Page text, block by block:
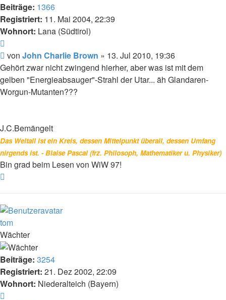
Beiträge: 1366
Registriert: 11. Mai 2004, 22:39
Wohnort: Lana (Südtirol)
Beitrag
von John Charlie Brown » 13. Jul 2010, 19:36
Gehört zwar nicht zwingend hierher, aber was ist mit dem
gelben "Energieabsauger"-Strahl der Utar... äh Glandaren-
Worgun-Mutanten???
J.C.Bemängelt
Das Weltall ist ein Kreis, dessen Mittelpunkt überall, dessen Umfang
nirgends ist. - Blaise Pascal (frz. Philosoph, Mathematiker u. Physiker)
Bin grad beim Lesen von WiW 97!
tom
Wächter
Beiträge: 3254
Registriert: 21. Dez 2002, 22:09
Wohnort: Niederalteich (Bayern)